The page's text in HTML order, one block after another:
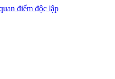
điểm độc lập